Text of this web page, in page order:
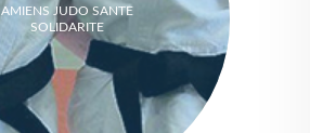
AMIENS JUDO SANTE
SOLIDARITE